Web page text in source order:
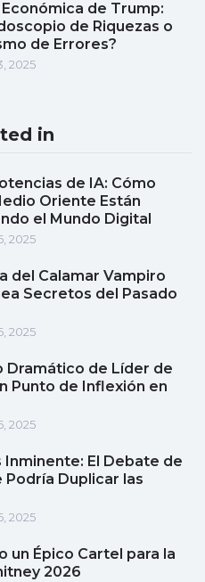
Económica de Trump:
de Riquezas o
de Errores?
2025
in
de IA: Cómo
Oriente Están
el Mundo Digital
2025
del Calamar Vampiro
Secretos del Pasado
2025
Dramático de Líder de
Punto de Inflexión en
2025
Inminente: El Debate de
Podría Duplicar las
2025
un Épico Cartel para la
2026